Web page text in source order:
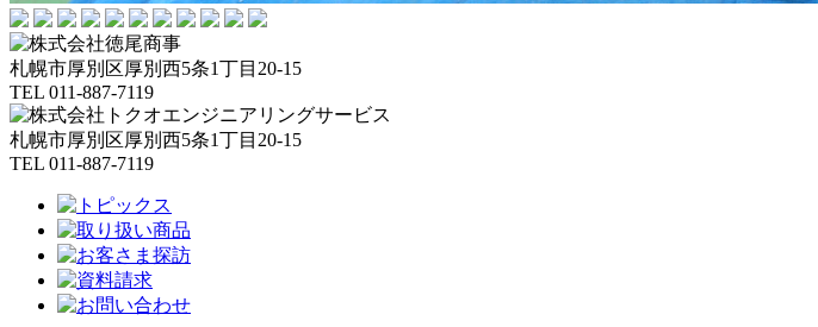
札幌市厚別区厚別西5条1丁目20-15
TEL 011-887-7119
札幌市厚別区厚別西5条1丁目20-15
TEL 011-887-7119